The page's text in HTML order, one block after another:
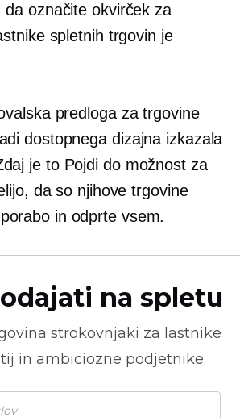
da označite okvirček za
spletnih trgovin je
predloga za trgovine
dostopnega dizajna izkazala
je to Pojdi domožnost za
da so njihove trgovine
in odprte vsem.
na spletu
strokovnjaki za lastnike
in ambiciozne podjetnike.